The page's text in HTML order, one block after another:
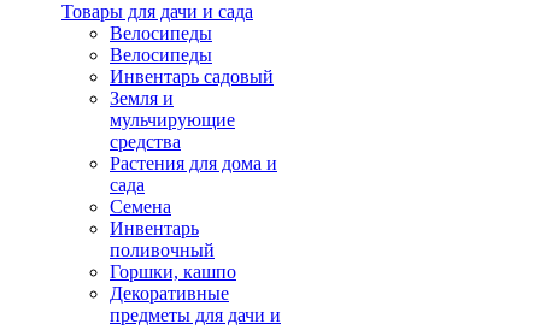
Товары для дачи и сада
Велосипеды
Велосипеды
Инвентарь садовый
Земля и
мульчирующие
средства
Растения для дома и
сада
Семена
Инвентарь
поливочный
Горшки, кашпо
Декоративные
предметы для дачи и